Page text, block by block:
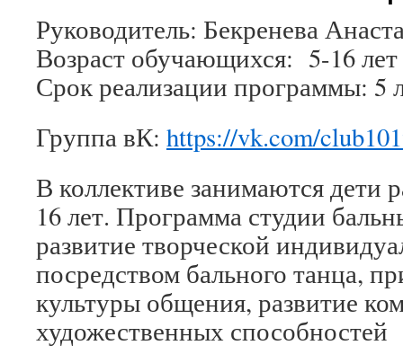
Руководитель: Бекренева
Возраст обучающихся: 5-16 лет
Срок реализации программы: 5
Группа вК: https://vk.com/
В коллективе занимаются дети
16 лет. Программа студии
развитие творческой
посредством бального танца,
культуры общения, развитие
художественных способностей